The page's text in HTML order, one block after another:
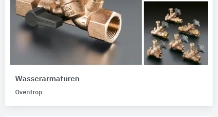
Wasserarmaturen
Oventrop